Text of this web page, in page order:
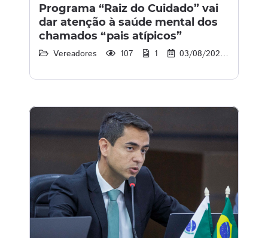
Programa “Raiz do Cuidado” vai
dar atenção à saúde mental dos
chamados “pais atípicos”
Vereadores 107 1 03/08/2026